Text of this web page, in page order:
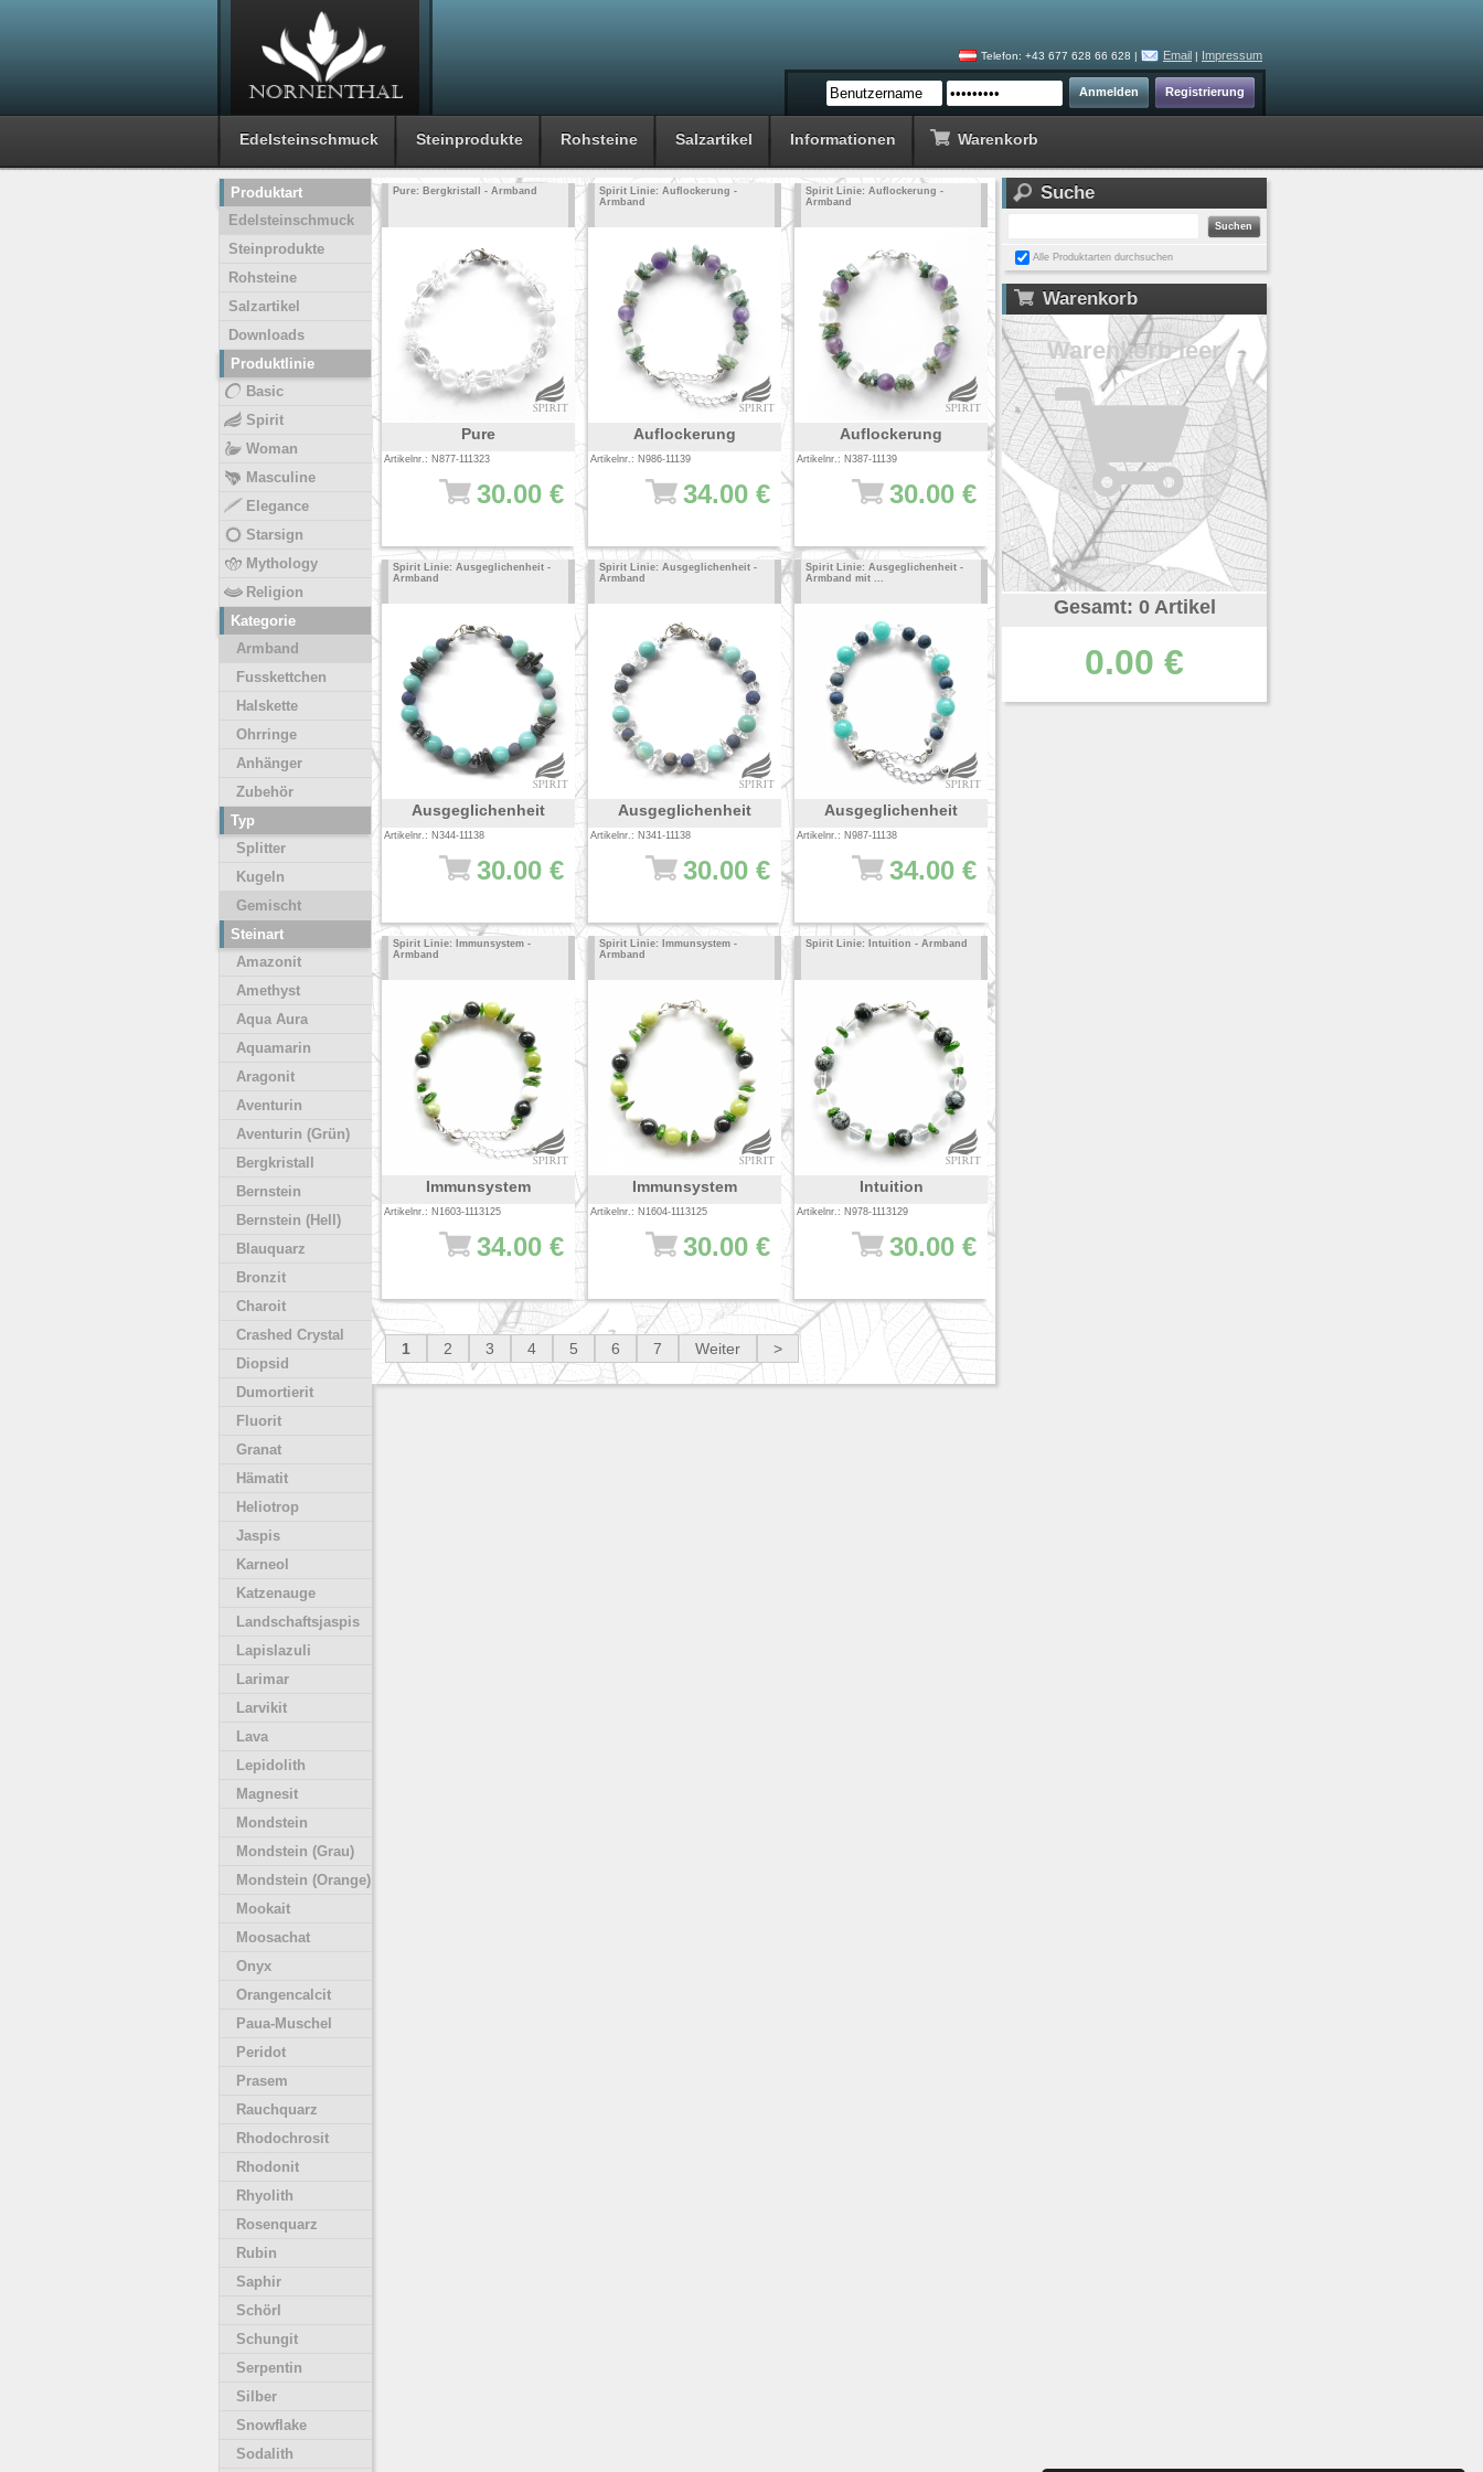
Telefon: +43 677 628 66 628 | Email | Impressum
Edelsteinschmuck Steinprodukte Rohsteine Salzartikel Informationen Warenkorb
Pure: Bergkristall - Armband
Pure
Artikelnr.: N877-111323
30.00 €
Spirit Linie: Auflockerung -
Armband
Auflockerung
Artikelnr.: N986-11139
34.00 €
Spirit Linie: Auflockerung -
Armband
Auflockerung
Artikelnr.: N387-11139
30.00 €
Spirit Linie: Ausgeglichenheit -
Armband
Ausgeglichenheit
Artikelnr.: N344-11138
30.00 €
Spirit Linie: Ausgeglichenheit -
Armband
Ausgeglichenheit
Artikelnr.: N341-11138
30.00 €
Spirit Linie: Ausgeglichenheit -
Armband mit ...
Ausgeglichenheit
Artikelnr.: N987-11138
34.00 €
Spirit Linie: Immunsystem -
Armband
Immunsystem
Artikelnr.: N1603-1113125
34.00 €
Spirit Linie: Immunsystem -
Armband
Immunsystem
Artikelnr.: N1604-1113125
30.00 €
Spirit Linie: Intuition - Armband
Intuition
Artikelnr.: N978-1113129
30.00 €
1 2 3 4 5 6 7 Weiter >
Produktart
Edelsteinschmuck
Steinprodukte
Rohsteine
Salzartikel
Downloads
Produktlinie
Basic
Spirit
Woman
Masculine
Elegance
Starsign
Mythology
Religion
Kategorie
Armband
Fusskettchen
Halskette
Ohrringe
Anhänger
Zubehör
Typ
Splitter
Kugeln
Gemischt
Steinart
Amazonit
Amethyst
Aqua Aura
Aquamarin
Aragonit
Aventurin
Aventurin (Grün)
Bergkristall
Bernstein
Bernstein (Hell)
Blauquarz
Bronzit
Charoit
Crashed Crystal
Diopsid
Dumortierit
Fluorit
Granat
Hämatit
Heliotrop
Jaspis
Karneol
Katzenauge
Landschaftsjaspis
Lapislazuli
Larimar
Larvikit
Lava
Lepidolith
Magnesit
Mondstein
Mondstein (Grau)
Mondstein (Orange)
Mookait
Moosachat
Onyx
Orangencalcit
Paua-Muschel
Peridot
Prasem
Rauchquarz
Rhodochrosit
Rhodonit
Rhyolith
Rosenquarz
Rubin
Saphir
Schörl
Schungit
Serpentin
Silber
Snowflake
Sodalith
Suche
Alle Produktarten durchsuchen
Warenkorb
Warenkorb leer
Gesamt: 0 Artikel
0.00 €